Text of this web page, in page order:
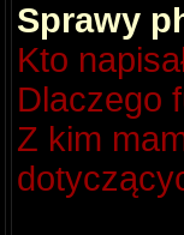
Sprawy
Kto
Dlaczego
Z kim